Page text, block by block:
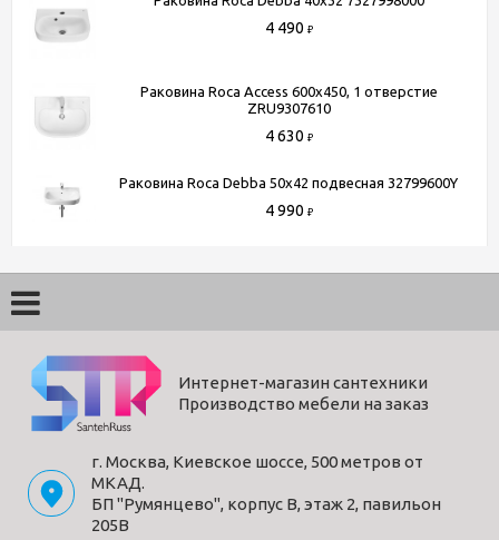
Цвет
коричневый
нет, приобретается отдельно
Дизайн
Способы получения товара:
- Доставка по Москве в пределах МКАД (стоимость
заказа)
- Доставка до терминала любой транспортной компании
(для всей России)
Более подробную информацию вы можете получить по
телефону+7 (495) 150-07-16
4 490 ₽
Раковина Roca Access 600x450, 1 отверстие
ZRU9307610
4 630 ₽
Раковина Roca Debba 50x42 подвесная 32799600Y
4 990 ₽
Интернет-магазин сантехники
Производство мебели на заказ
г. Москва, Киевское шоссе, 500 метров от
МКАД.
БП "Румянцево", корпус В, этаж 2, павильон
205В